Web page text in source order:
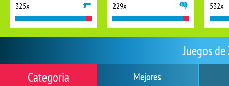
Juegos
Mejores
Categoria
325x 229x 532x